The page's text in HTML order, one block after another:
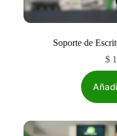
Soporte de
$